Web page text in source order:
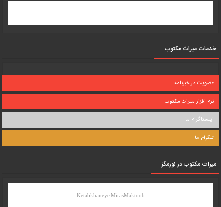
خدمات میراث مکتوب
عضویت در خبرنامه
نرم افزار میراث مکتوب
اینستاگرام ما
تلگرام ما
میرات مکتوب در نورمگز
Ketabkhaneye MirasMaktoob